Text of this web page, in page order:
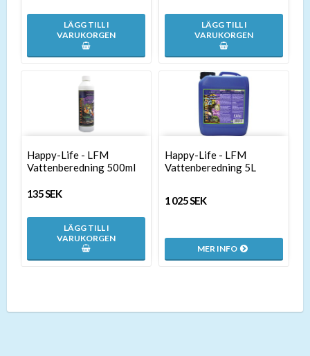
LÄGG TILL I
VARUKORGEN
LÄGG TILL I
VARUKORGEN
Happy-Life - LFM
Vattenberedning 500ml
135 SEK
LÄGG TILL I
VARUKORGEN
Happy-Life - LFM
Vattenberedning 5L
1 025 SEK
MER INFO